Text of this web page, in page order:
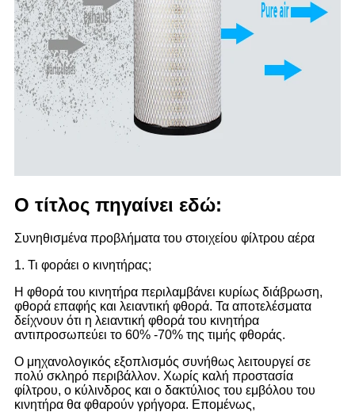
Ο τίτλος πηγαίνει εδώ:
Συνηθισμένα προβλήματα του στοιχείου φίλτρου αέρα
1. Τι φοράει ο κινητήρας;
Η φθορά του κινητήρα περιλαμβάνει κυρίως διάβρωση,
φθορά επαφής και λειαντική φθορά. Τα αποτελέσματα
δείχνουν ότι η λειαντική φθορά του κινητήρα
αντιπροσωπεύει το 60% -70% της τιμής φθοράς.
Ο μηχανολογικός εξοπλισμός συνήθως λειτουργεί σε
πολύ σκληρό περιβάλλον. Χωρίς καλή προστασία
φίλτρου, ο κύλινδρος και ο δακτύλιος του εμβόλου του
κινητήρα θα φθαρούν γρήγορα. Επομένως,